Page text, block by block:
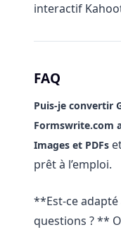
interactif
FAQ
Puis-je convertir
Formswrite.com
Images et PDFs
prêt à l’emploi.
**Est-ce
questions ? **